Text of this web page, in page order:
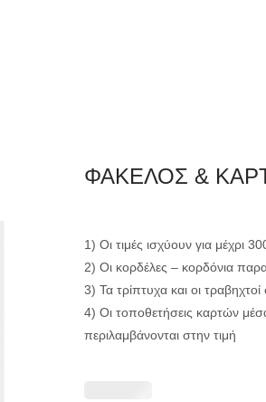
Εταιρειών/Τιμολογίων/
Ξενοδοχείων
ΦΑΚΕΛΟΣ &
1) Οι τιμές ισχύουν για μέχρι
2) Οι κορδέλες – κορδόνια
3) Τα τρίπτυχα και οι
4) Οι τοποθετήσεις καρτών
περιλαμβάνονται στην τιμή